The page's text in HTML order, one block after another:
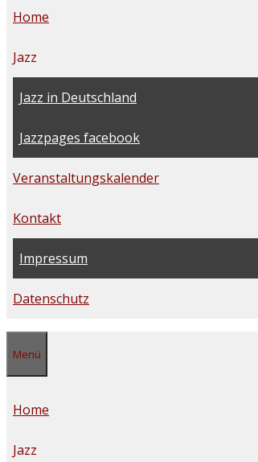
Home
Jazz
Jazz in Deutschland
Jazzpages facebook
Veranstaltungskalender
Kontakt
Impressum
Datenschutz
Menü
Home
Jazz